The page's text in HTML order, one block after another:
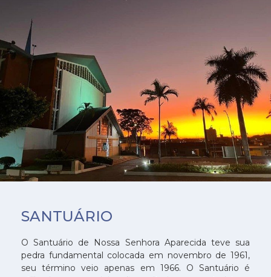
SANTUÁRIO
O Santuário de Nossa Senhora Aparecida teve sua
pedra fundamental colocada em novembro de 1961,
seu término veio apenas em 1966. O Santuário é